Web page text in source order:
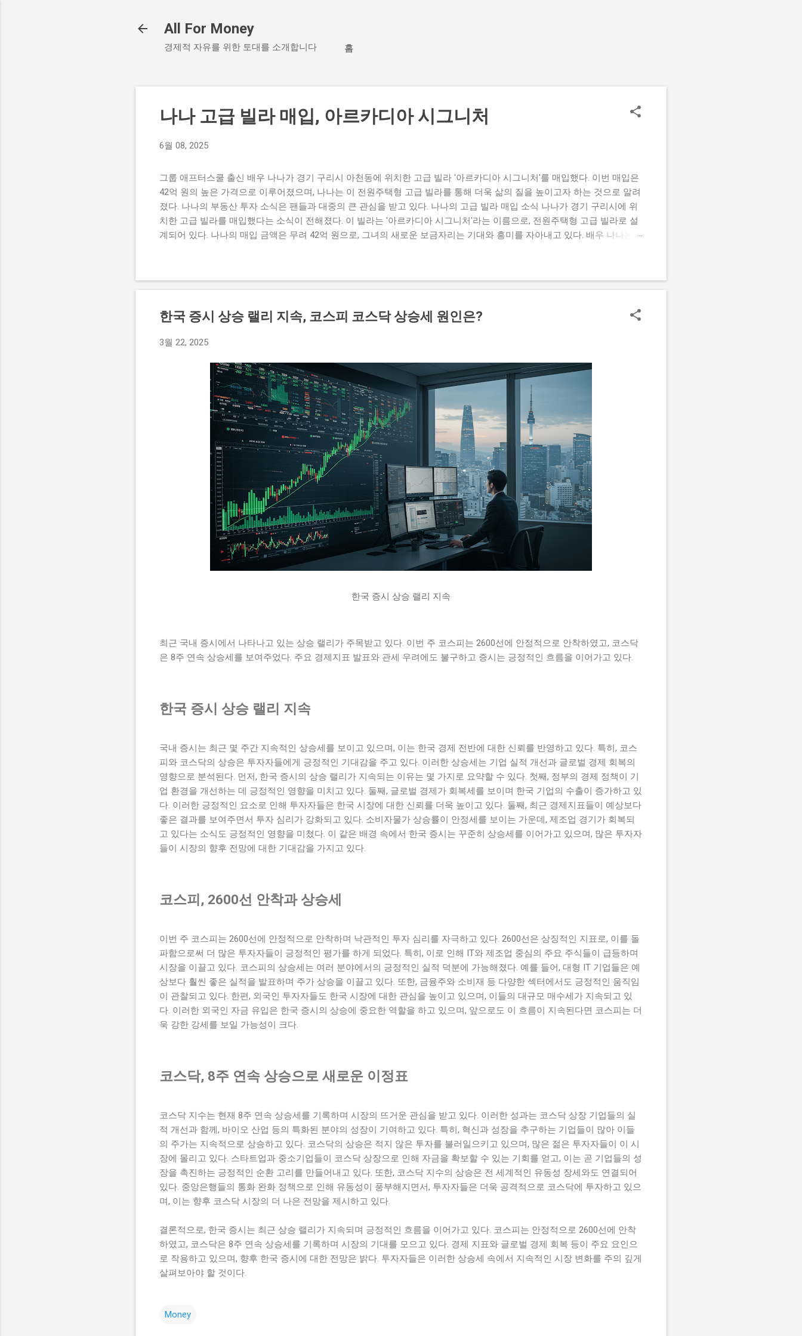
All For Money
경제적 자유를 위한 토대를 소개합니다 홈
나나 고급 빌라 매입, 아르카디아 시그니처
6월 08, 2025
그룹 애프터스쿨 출신 배우 나나가 경기 구리시 아천동에 위치한 고급 빌라 '아르카디아 시그니처'를 매입했다. 이번 매입은
42억 원의 높은 가격으로 이루어졌으며, 나나는 이 전원주택형 고급 빌라를 통해 더욱 삶의 질을 높이고자 하는 것으로 알려
졌다. 나나의 부동산 투자 소식은 팬들과 대중의 큰 관심을 받고 있다. 나나의 고급 빌라 매입 소식 나나가 경기 구리시에 위
치한 고급 빌라를 매입했다는 소식이 전해졌다. 이 빌라는 '아르카디아 시그니처'라는 이름으로, 전원주택형 고급 빌라로 설
계되어 있다. 나나의 매입 금액은 무려 42억 원으로, 그녀의 새로운 보금자리는 기대와 흥미를 자아내고 있다. 배우 나나는
상태에 대한 궁금증을 불러일으키기도 했다. 한편, 나나는 고급 빌라를 매입하면서 앞으로의 계획에 대한 이야기도 전했다.
그녀는 이를 통해 안정된 생활 환경을 원하는 만큼 스스로의 삶을 더욱 풍요롭게 만드는데 중점을 두고 있다고 전했다. 앞으
로 그녀가 어떤 방식으로 고급 빌라에서의 새 삶을 꾸려나갈지 많은 이들이 주목하고 있다. 아르카디아 시그니처의 매력 '아
르카디아 시그니처'는 경기 구리시에 위치한 전원주택형 고급 빌라로, 자연과 조화를 이루는 아름다운 환경 속에 자리잡고
력을 높이고 있다. 특히, 이 빌라는 넓은 공간과 개인적인 프라이버시를 중요시하는 모든 요소를 갖추고 있다. 나나가 선택한
아르카디아 시그니처는 고급스러우면서도 실용적인 면이 결합된 공간으로, 이곳에서의 생활은 그녀에게 편안하고 여유로
운 일상을 제공할 것으로 기대된다. 더불어 ...
한국 증시 상승 랠리 지속, 코스피 코스닥 상승세 원인은?
3월 22, 2025
한국 증시 상승 랠리 지속
최근 국내 증시에서 나타나고 있는 상승 랠리가 주목받고 있다. 이번 주 코스피는 2600선에 안정적으로 안착하였고, 코스닥
은 8주 연속 상승세를 보여주었다. 주요 경제지표 발표와 관세 우려에도 불구하고 증시는 긍정적인 흐름을 이어가고 있다.
한국 증시 상승 랠리 지속
국내 증시는 최근 몇 주간 지속적인 상승세를 보이고 있으며, 이는 한국 경제 전반에 대한 신뢰를 반영하고 있다. 특히, 코스
피와 코스닥의 상승은 투자자들에게 긍정적인 기대감을 주고 있다. 이러한 상승세는 기업 실적 개선과 글로벌 경제 회복의
영향으로 분석된다. 먼저, 한국 증시의 상승 랠리가 지속되는 이유는 몇 가지로 요약할 수 있다. 첫째, 정부의 경제 정책이 기
업 환경을 개선하는 데 긍정적인 영향을 미치고 있다. 둘째, 글로벌 경제가 회복세를 보이며 한국 기업의 수출이 증가하고 있
다. 이러한 긍정적인 요소로 인해 투자자들은 한국 시장에 대한 신뢰를 더욱 높이고 있다. 둘째, 최근 경제지표들이 예상보다
좋은 결과를 보여주면서 투자 심리가 강화되고 있다. 소비자물가 상승률이 안정세를 보이는 가운데, 제조업 경기가 회복되
고 있다는 소식도 긍정적인 영향을 미쳤다. 이 같은 배경 속에서 한국 증시는 꾸준히 상승세를 이어가고 있으며, 많은 투자자
들이 시장의 향후 전망에 대한 기대감을 가지고 있다.
코스피, 2600선 안착과 상승세
이번 주 코스피는 2600선에 안정적으로 안착하며 낙관적인 투자 심리를 자극하고 있다. 2600선은 상징적인 지표로, 이를 돌
파함으로써 더 많은 투자자들이 긍정적인 평가를 하게 되었다. 특히, 이로 인해 IT와 제조업 중심의 주요 주식들이 급등하며
시장을 이끌고 있다. 코스피의 상승세는 여러 분야에서의 긍정적인 실적 덕분에 가능해졌다. 예를 들어, 대형 IT 기업들은 예
상보다 훨씬 좋은 실적을 발표하며 주가 상승을 이끌고 있다. 또한, 금융주와 소비재 등 다양한 섹터에서도 긍정적인 움직임
이 관찰되고 있다. 한편, 외국인 투자자들도 한국 시장에 대한 관심을 높이고 있으며, 이들의 대규모 매수세가 지속되고 있
다. 이러한 외국인 자금 유입은 한국 증시의 상승에 중요한 역할을 하고 있으며, 앞으로도 이 흐름이 지속된다면 코스피는 더
욱 강한 강세를 보일 가능성이 크다.
코스닥, 8주 연속 상승으로 새로운 이정표
코스닥 지수는 현재 8주 연속 상승세를 기록하며 시장의 뜨거운 관심을 받고 있다. 이러한 성과는 코스닥 상장 기업들의 실
적 개선과 함께, 바이오 산업 등의 특화된 분야의 성장이 기여하고 있다. 특히, 혁신과 성장을 추구하는 기업들이 많아 이들
의 주가는 지속적으로 상승하고 있다. 코스닥의 상승은 적지 않은 투자를 불러일으키고 있으며, 많은 젊은 투자자들이 이 시
장에 몰리고 있다. 스타트업과 중소기업들이 코스닥 상장으로 인해 자금을 확보할 수 있는 기회를 얻고, 이는 곧 기업들의 성
장을 촉진하는 긍정적인 순환 고리를 만들어내고 있다. 또한, 코스닥 지수의 상승은 전 세계적인 유동성 장세와도 연결되어
있다. 중앙은행들의 통화 완화 정책으로 인해 유동성이 풍부해지면서, 투자자들은 더욱 공격적으로 코스닥에 투자하고 있으
며, 이는 향후 코스닥 시장의 더 나은 전망을 제시하고 있다.
결론적으로, 한국 증시는 최근 상승 랠리가 지속되며 긍정적인 흐름을 이어가고 있다. 코스피는 안정적으로 2600선에 안착
하였고, 코스닥은 8주 연속 상승세를 기록하며 시장의 기대를 모으고 있다. 경제 지표와 글로벌 경제 회복 등이 주요 요인으
로 작용하고 있으며, 향후 한국 증시에 대한 전망은 밝다. 투자자들은 이러한 상승세 속에서 지속적인 시장 변화를 주의 깊게
살펴보아야 할 것이다.
Money